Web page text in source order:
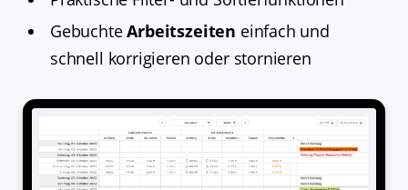
GebuchteArbeitszeiten einfach und
schnell korrigieren oder stornieren